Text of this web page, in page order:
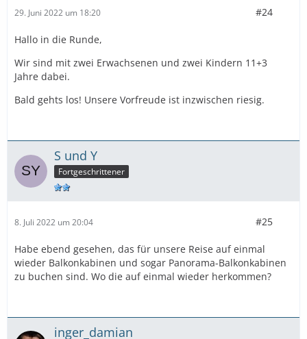
29. Juni 2022 um 18:20 #24
Hallo in die Runde,
Wir sind mit zwei Erwachsenen und zwei Kindern 11+3
Jahre dabei.
Bald gehts los! Unsere Vorfreude ist inzwischen riesig.
S und Y
Fortgeschrittener
8. Juli 2022 um 20:04 #25
Habe ebend gesehen, das für unsere Reise auf einmal
wieder Balkonkabinen und sogar Panorama-Balkonkabinen
zu buchen sind. Wo die auf einmal wieder herkommen?
inger_damian